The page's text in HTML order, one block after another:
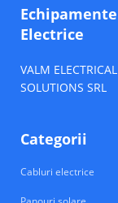
Echipamente
Electrice
VALM ELECTRICAL
SOLUTIONS SRL
Categorii
Cabluri electrice